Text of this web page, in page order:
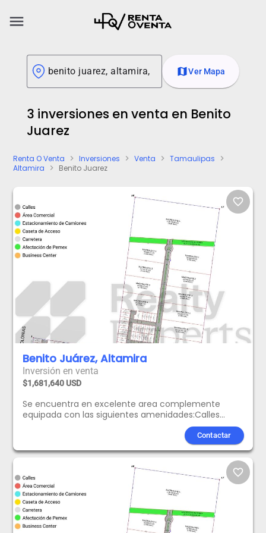
menu
mapVer Mapa
3 inversiones en venta en Benito
Juarez
Renta O Venta chevron_right Inversiones chevron_right Venta chevron_right Tamaulipas chevron_right
Altamira chevron_right Benito Juarez
favorite_border
Benito Juárez, Altamira
Inversión en venta
$1,681,640 USD
Se encuentra en excelente area complemente
equipada con las siguientes amenidades:Calles
camiones.Seguridad,Vigilancia y Caseta de
acceso.Frente a Carretera Tampico-Cd. Mante.
Disponibilidad de KVAS.Business Center.
Contactar
favorite_border